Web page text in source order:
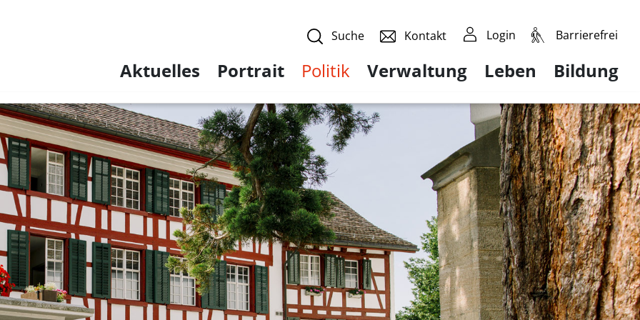
Suche Kontakt Login Barrierefrei
Aktuelles Portrait Politik Verwaltung Leben Bildung